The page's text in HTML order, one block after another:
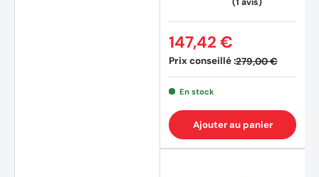
Prix conseillé :279,00 €
147,42 €
En stock
Ajouter au panier